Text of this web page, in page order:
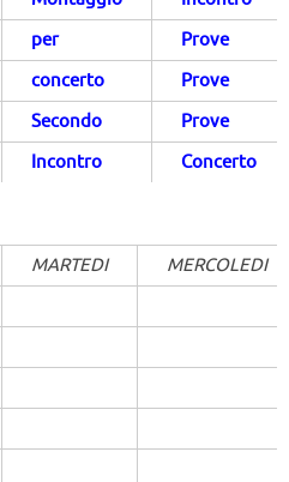
per
Prove
concerto
Prove
Secondo
Prove
Incontro Concerto
MARTEDI
MERCOLEDI